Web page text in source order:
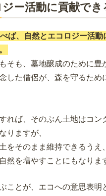
ー活動に貢献でき
ば、自然とエコロジー活動
そも、墓地醸成のために豊
した僧侶が、森を守るため
れば、そのぶん土地はコン
りますが、
をそのまま維持できるうえ
然を増やすことにもなりま
ことが、エコへの意思表明